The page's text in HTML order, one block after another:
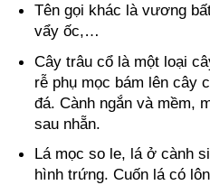
Tên gọi khác là vương
vẩy ốc,…
Cây trâu cổ là một loại
rễ phụ mọc bám lên cây
đá. Cành ngắn và mềm,
sau nhẵn.
Lá mọc so le, lá ở cành
hình trứng. Cuốn lá có